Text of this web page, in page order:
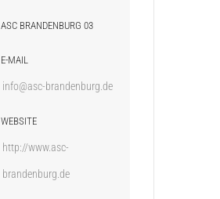
ASC BRANDENBURG 03
E-MAIL
info@asc-brandenburg.de
WEBSITE
http://www.asc-
brandenburg.de